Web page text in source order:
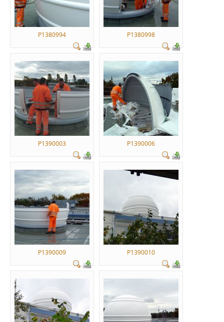
P1380994 P1380998
P1390003 P1390006
P1390009 P1390010